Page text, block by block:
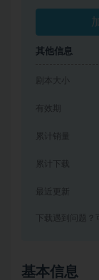
其他信息
剧本大小
有效期
累计销量
累计下载
下载遇到问题？
基本信息